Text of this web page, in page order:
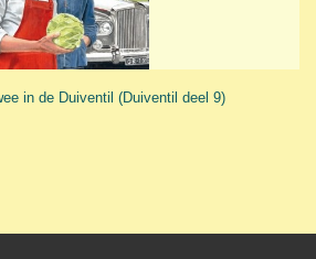
in de Duiventil (Duiventil deel 9)